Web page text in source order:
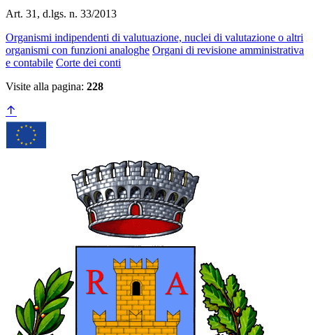
Art. 31, d.lgs. n. 33/2013
Organismi indipendenti di valutuazione, nuclei di valutazione o altri
organismi con funzioni analoghe Organi di revisione amministrativa
e contabile Corte dei conti
Visite alla pagina: 228